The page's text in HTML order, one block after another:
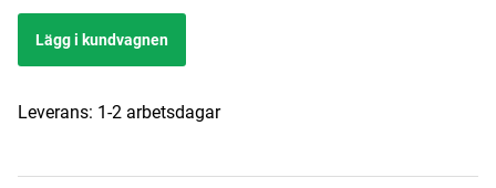
Lägg i kundvagnen
Leverans: 1-2 arbetsdagar